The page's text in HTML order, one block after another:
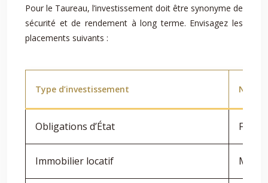
Pour le Taureau, l’investissement doit être synonyme de
sécurité et de rendement à long terme. Envisagez les
placements suivants :
Type d’investissement
Obligations d’État Faible
Immobilier locatif